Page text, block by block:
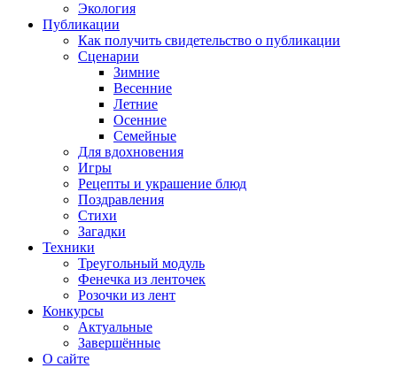
Экология
Публикации
Как получить свидетельство о публикации
Сценарии
Зимние
Весенние
Летние
Осенние
Семейные
Для вдохновения
Игры
Рецепты и украшение блюд
Поздравления
Стихи
Загадки
Техники
Треугольный модуль
Фенечка из ленточек
Розочки из лент
Конкурсы
Актуальные
Завершённые
О сайте